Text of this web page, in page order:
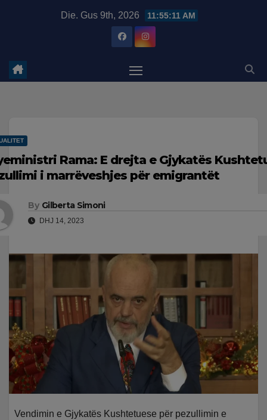
Die. Gus 9th, 2026 11:55:12 AM
Rama: E drejta e Gjykatës
i marrëveshjes për emigrantët
By Gilberta Simoni
DHJ 14, 2023
Vendimin e Gjykatës Kushtetuese për pezullimin e